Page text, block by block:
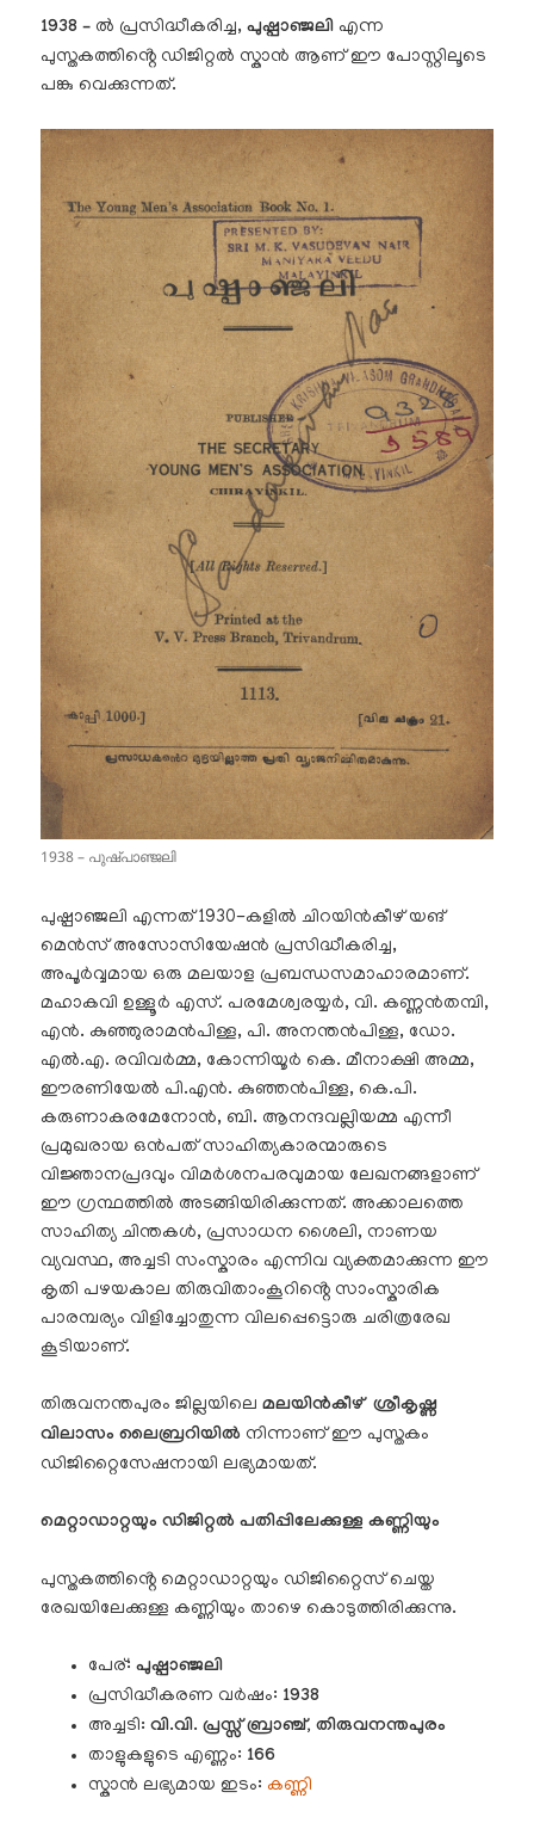
1938 – ൽ പ്രസിദ്ധീകരിച്ച,പുഷ്പാഞ്ജലി എന്ന
പുസ്തകത്തിൻ്റെ ഡിജിറ്റൽ സ്കാൻ ആണ് ഈ പോസ്റ്റിലൂടെ
പങ്കു വെക്കുന്നത്.
1938 – പുഷ്പാഞ്ജലി
പുഷ്പാഞ്ജലി എന്നത് 1930-കളിൽ ചിറയിൻകീഴ് യങ്
മെൻസ് അസോസിയേഷൻ പ്രസിദ്ധീകരിച്ച,
അപൂർവ്വമായ ഒരു മലയാള പ്രബന്ധസമാഹാരമാണ്.
മഹാകവി ഉള്ളൂർ എസ്. പരമേശ്വരയ്യർ, വി. കണ്ണൻതമ്പി,
എൻ. കുഞ്ഞുരാമൻപിള്ള, പി. അനന്തൻപിള്ള, ഡോ.
എൽ.എ. രവിവർമ്മ, കോന്നിയൂർ കെ. മീനാക്ഷി അമ്മ,
ഈരണിയേൽ പി.എൻ. കുഞ്ഞൻപിള്ള, കെ.പി.
കരുണാകരമേനോൻ, ബി. ആനന്ദവല്ലിയമ്മ എന്നീ
പ്രമുഖരായ ഒൻപത് സാഹിത്യകാരന്മാരുടെ
വിജ്ഞാനപ്രദവും വിമർശനപരവുമായ ലേഖനങ്ങളാണ്
ഈ ഗ്രന്ഥത്തിൽ അടങ്ങിയിരിക്കുന്നത്. അക്കാലത്തെ
സാഹിത്യ ചിന്തകൾ, പ്രസാധന ശൈലി, നാണയ
വ്യവസ്ഥ, അച്ചടി സംസ്കാരം എന്നിവ വ്യക്തമാക്കുന്ന ഈ
കൃതി പഴയകാല തിരുവിതാംകൂറിൻ്റെ സാംസ്കാരിക
പാരമ്പര്യം വിളിച്ചോതുന്ന വിലപ്പെട്ടൊരു ചരിത്രരേഖ
കൂടിയാണ്.
തിരുവനന്തപുരം ജില്ലയിലെമലയിൻകീഴ് ശ്രീകൃഷ്ണ
വിലാസം ലൈബ്രറിയിൽ നിന്നാണ് ഈ പുസ്തകം
ഡിജിറ്റൈസേഷനായി ലഭ്യമായത്.
മെറ്റാഡാറ്റയും ഡിജിറ്റൽ പതിപ്പിലേക്കുള്ള കണ്ണിയും
പുസ്തകത്തിൻ്റെ മെറ്റാഡാറ്റയും ഡിജിറ്റൈസ് ചെയ്ത
രേഖയിലേക്കുള്ള കണ്ണിയും താഴെ കൊടുത്തിരിക്കുന്നു.
പേര്: പുഷ്പാഞ്ജലി
പ്രസിദ്ധീകരണ വർഷം: 1938
അച്ചടി: വി.വി. പ്രസ്സ് ബ്രാഞ്ച്, തിരുവനന്തപുരം
താളുകളുടെ എണ്ണം: 166
സ്കാൻ ലഭ്യമായ ഇടം: കണ്ണി